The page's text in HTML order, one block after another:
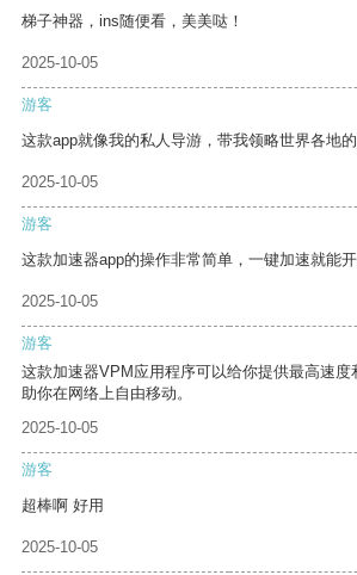
梯子神器，ins随便看，美美哒！
2025-10-05
游客
这款app就像我的私人导游，带我领略世界各地的
2025-10-05
游客
这款加速器app的操作非常简单，一键加速就能开
2025-10-05
游客
这款加速器VPM应用程序可以给你提供最高速度
助你在网络上自由移动。
2025-10-05
游客
超棒啊 好用
2025-10-05